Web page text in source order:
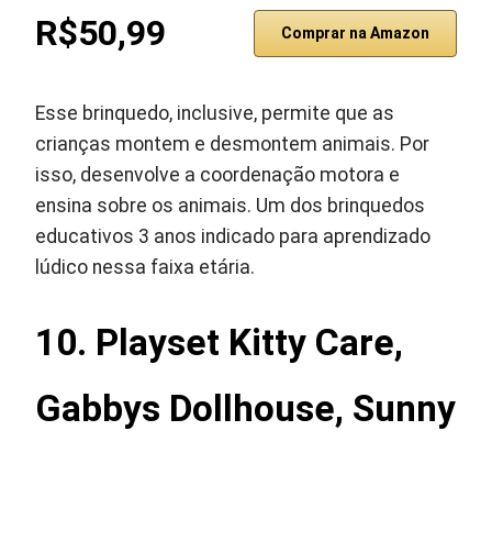
R$50,99 Comprar na Amazon
Esse brinquedo, inclusive, permite que as
crianças montem e desmontem animais. Por
isso, desenvolve a coordenação motora e
ensina sobre os animais. Um dos brinquedos
educativos 3 anos indicado para aprendizado
lúdico nessa faixa etária.
10. Playset Kitty Care,
Gabbys Dollhouse, Sunny